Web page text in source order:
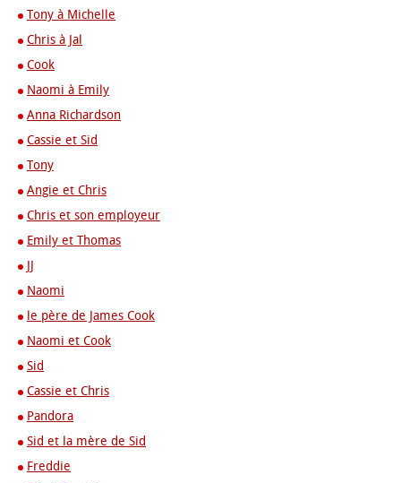
Tony à Michelle
Chris à Jal
Cook
Naomi à Emily
Anna Richardson
Cassie et Sid
Tony
Angie et Chris
Chris et son employeur
Emily et Thomas
JJ
Naomi
le père de James Cook
Naomi et Cook
Sid
Cassie et Chris
Pandora
Sid et la mère de Sid
Freddie